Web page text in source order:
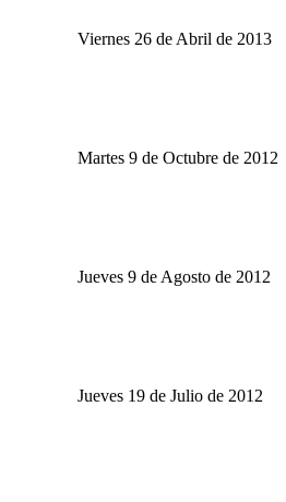
Viernes 26 de Abril de 2013
Martes 9 de Octubre de 2012
Jueves 9 de Agosto de 2012
Jueves 19 de Julio de 2012